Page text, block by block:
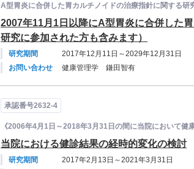
A型胃炎に合併した胃カルチノイドの治療指針に関する研
2007年11月1日以降にA型胃炎に合併した
研究に参加された方も含みます）
研究期間
2017年12月11日～2029年12月31日
お問い合わせ
健康管理学 鎌田智有
承認番号2632-4
《2006年4月1日～2018年3月31日の間に当院において健
当院における健診結果の経時的変化の検討
研究期間
2017年2月13日～2021年3月31日